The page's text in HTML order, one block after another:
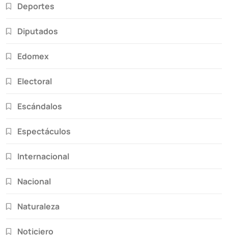
Deportes
Diputados
Edomex
Electoral
Escándalos
Espectáculos
Internacional
Nacional
Naturaleza
Noticiero